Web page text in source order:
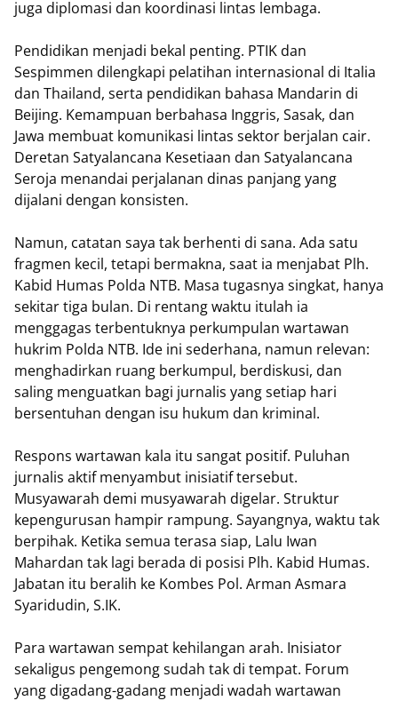
juga diplomasi dan koordinasi lintas lembaga.
Pendidikan menjadi bekal penting. PTIK dan
Sespimmen dilengkapi pelatihan internasional di Italia
dan Thailand, serta pendidikan bahasa Mandarin di
Beijing. Kemampuan berbahasa Inggris, Sasak, dan
Jawa membuat komunikasi lintas sektor berjalan cair.
Deretan Satyalancana Kesetiaan dan Satyalancana
Seroja menandai perjalanan dinas panjang yang
dijalani dengan konsisten.
Namun, catatan saya tak berhenti di sana. Ada satu
fragmen kecil, tetapi bermakna, saat ia menjabat Plh.
Kabid Humas Polda NTB. Masa tugasnya singkat, hanya
sekitar tiga bulan. Di rentang waktu itulah ia
menggagas terbentuknya perkumpulan wartawan
hukrim Polda NTB. Ide ini sederhana, namun relevan:
menghadirkan ruang berkumpul, berdiskusi, dan
saling menguatkan bagi jurnalis yang setiap hari
bersentuhan dengan isu hukum dan kriminal.
Respons wartawan kala itu sangat positif. Puluhan
jurnalis aktif menyambut inisiatif tersebut.
Musyawarah demi musyawarah digelar. Struktur
kepengurusan hampir rampung. Sayangnya, waktu tak
berpihak. Ketika semua terasa siap, Lalu Iwan
Mahardan tak lagi berada di posisi Plh. Kabid Humas.
Jabatan itu beralih ke Kombes Pol. Arman Asmara
Syaridudin, S.IK.
Para wartawan sempat kehilangan arah. Inisiator
sekaligus pengemong sudah tak di tempat. Forum
yang digadang-gadang menjadi wadah wartawan